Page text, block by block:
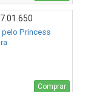
pelo Princess
Comprar